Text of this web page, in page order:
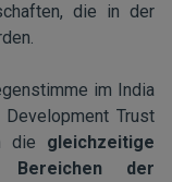
die in der
im India
Trust
die gleichzeitige
der